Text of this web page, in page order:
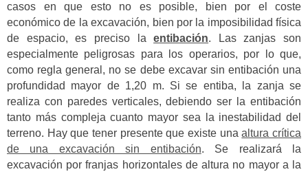
casos en que esto no es posible, bien por el coste
económico de la excavación, bien por la imposibilidad física
de espacio, es preciso laentibación. Las zanjas son
especialmente peligrosas para los operarios, por lo que,
como regla general, no se debe excavar sin entibación una
profundidad mayor de 1,20 m. Si se entiba, la zanja se
realiza con paredes verticales, debiendo ser la entibación
tanto más compleja cuanto mayor sea la inestabilidad del
terreno. Hay que tener presente que existe unaaltura crítica
de una excavación sin entibación. Se realizará la
excavación por franjas horizontales de altura no mayor a la